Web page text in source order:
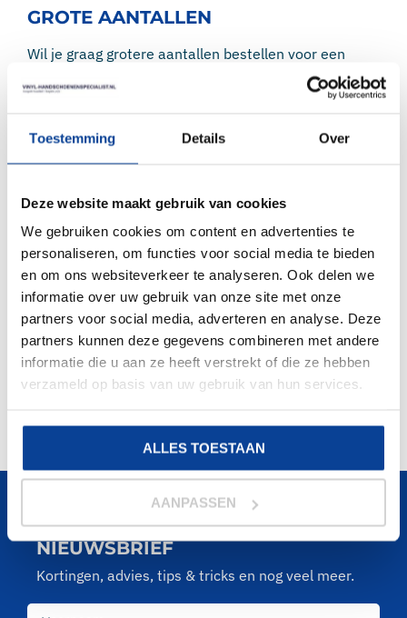
Toestemming Details Over
Deze website maakt gebruik van cookies
We gebruiken cookies om content en advertenties te
personaliseren, om functies voor social media te bieden
en om ons websiteverkeer te analyseren. Ook delen we
informatie over uw gebruik van onze site met onze
partners voor social media, adverteren en analyse. Deze
partners kunnen deze gegevens combineren met andere
informatie die u aan ze heeft verstrekt of die ze hebben
verzameld op basis van uw gebruik van hun services.
ALLES TOESTAAN
AANPASSEN
GROTE AANTALLEN
Wil je graag grotere aantallen bestellen voor een
bedrijf of organisatie? Uiteraard is dit ook mogelijk bij
ons. Wij leveren mondmaskers op grote schaal aan
mailen:klantenservice@vinyl-
handschoenenspecialist.nl
Wil je direct mondmaskers kopen? Bestel ze dan
eenvoudig én voordelig in onze webshop. Wanneer je
ze vandaag besteld, worden ze zo snel mogelijk
verwerkt en opgestuurd. Heb je vragen, voordat je
een bestelling bij ons plaatst? Neem dan gerust
contactmet ons op.
MELD JE AAN VOOR DE
NIEUWSBRIEF
Kortingen, advies, tips & tricks en nog veel meer.